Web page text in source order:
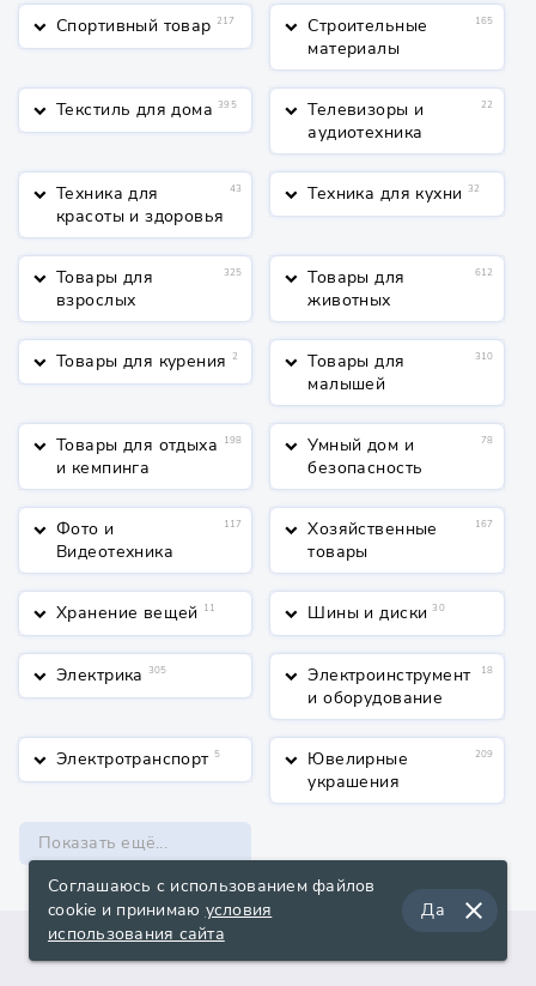
keyboard_arrow_down Спортивный товар 217 keyboard_arrow_down Строительные
материалы
165
keyboard_arrow_down Текстиль для дома 395 keyboard_arrow_down Телевизоры и
аудиотехника
22
keyboard_arrow_down Техника для
красоты и здоровья
43 keyboard_arrow_down Техника для кухни 32
keyboard_arrow_down Товары для
взрослых
325 keyboard_arrow_down Товары для
животных
612
keyboard_arrow_down Товары для курения 2 keyboard_arrow_down Товары для
малышей
310
keyboard_arrow_down Товары для отдыха
и кемпинга
198 keyboard_arrow_down Умный дом и
безопасность
78
keyboard_arrow_down Фото и
Видеотехника
117 keyboard_arrow_down Хозяйственные
товары
167
keyboard_arrow_down Хранение вещей 11 keyboard_arrow_down Шины и диски 30
keyboard_arrow_down Электрика 305 keyboard_arrow_down Электроинструмент
и оборудование
18
keyboard_arrow_down Электротранспорт 5 keyboard_arrow_down Ювелирные
украшения
209
Показать ещё...
О сервисе Поддержка
Соглашаюсь с использованием файлов
cookie и принимаю условия
использования сайта
Да close